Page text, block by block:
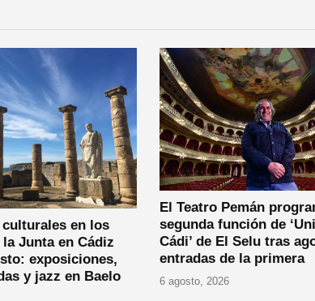
en los
Junta en Cádiz
exposiciones,
y jazz en Baelo
El Teatro Pemán
segunda función de
Cádi’ de El Selu tras
entradas de la primera
6 agosto, 2026